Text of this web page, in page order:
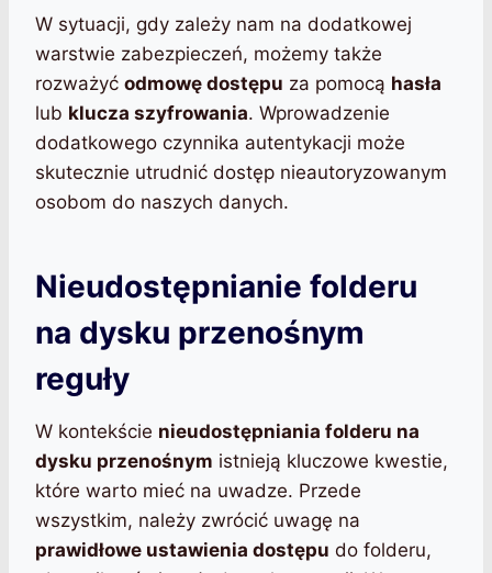
W sytuacji, gdy zależy nam na dodatkowej
warstwie zabezpieczeń, możemy także
rozważyć odmowę dostępu za pomocą hasła
lub klucza szyfrowania. Wprowadzenie
dodatkowego czynnika autentykacji może
skutecznie utrudnić dostęp nieautoryzowanym
osobom do naszych danych.
Nieudostępnianie folderu
na dysku przenośnym
reguły
W kontekście nieudostępniania folderu na
dysku przenośnym istnieją kluczowe kwestie,
które warto mieć na uwadze. Przede
wszystkim, należy zwrócić uwagę na
prawidłowe ustawienia dostępu do folderu,